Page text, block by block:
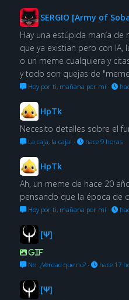
SERGIO [Army of
Hay una estúpida manía de
que ya existian pero con IA,
o un meme cualquiera y
y todo son quejas de
Hoy por ti, mañana por mí·
HpTk
Necesito detalles sobre el
La caja, la caja! · hace 9 horas
HpTk
Ah, un meme de hace 20
pensando que la época de
Hoy por ti, mañana por mí·
[Ψ]
GIF
No. ¿Verdad que no?· hace 17
[Ψ]